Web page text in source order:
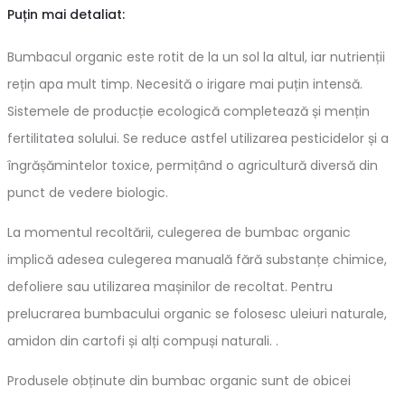
Puțin mai detaliat:
Bumbacul organic este rotit de la un sol la altul, iar nutrienții
rețin apa mult timp. Necesită o irigare mai puțin intensă.
Sistemele de producție ecologică completează și mențin
fertilitatea solului. Se reduce astfel utilizarea pesticidelor și a
îngrășămintelor toxice, permițând o agricultură diversă din
punct de vedere biologic.
La momentul recoltării, culegerea de bumbac organic
implică adesea culegerea manuală fără substanțe chimice,
defoliere sau utilizarea mașinilor de recoltat. Pentru
prelucrarea bumbacului organic se folosesc uleiuri naturale,
amidon din cartofi și alți compuși naturali. .
Produsele obținute din bumbac organic sunt de obicei